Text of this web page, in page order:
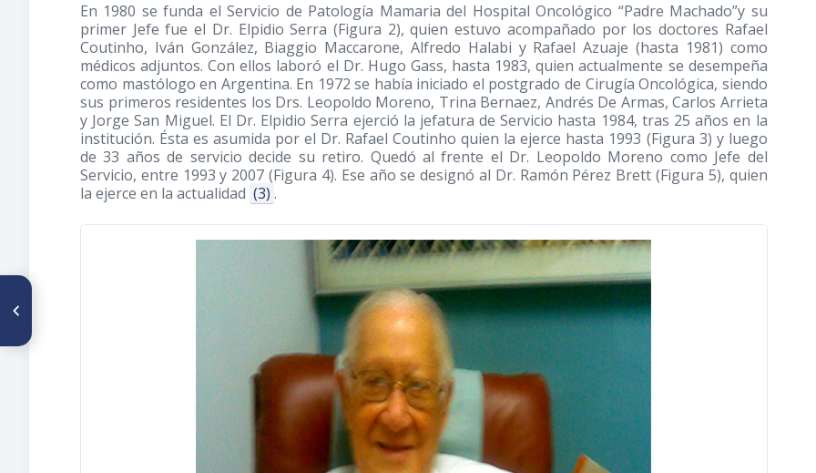
En 1980 se funda el Servicio de Patología Mamaria del Hospital Oncológico “Padre Machado”y su
primer Jefe fue el Dr. Elpidio Serra (Figura 2), quien estuvo acompañado por los doctores Rafael
Coutinho, Iván González, Biaggio Maccarone, Alfredo Halabi y Rafael Azuaje (hasta 1981) como
médicos adjuntos. Con ellos laboró el Dr. Hugo Gass, hasta 1983, quien actualmente se desempeña
como mastólogo en Argentina. En 1972 se había iniciado el postgrado de Cirugía Oncológica, siendo
sus primeros residentes los Drs. Leopoldo Moreno, Trina Bernaez, Andrés De Armas, Carlos Arrieta
y Jorge San Miguel. El Dr. Elpidio Serra ejerció la jefatura de Servicio hasta 1984, tras 25 años en la
institución. Ésta es asumida por el Dr. Rafael Coutinho quien la ejerce hasta 1993 (Figura 3) y luego
de 33 años de servicio decide su retiro. Quedó al frente el Dr. Leopoldo Moreno como Jefe del
Servicio, entre 1993 y 2007 (Figura 4). Ese año se designó al Dr. Ramón Pérez Brett (Figura 5), quien
la ejerce en la actualidad (3) .